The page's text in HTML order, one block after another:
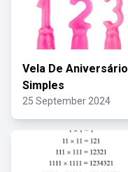
Vela De Aniversário
Simples
25 September 2024